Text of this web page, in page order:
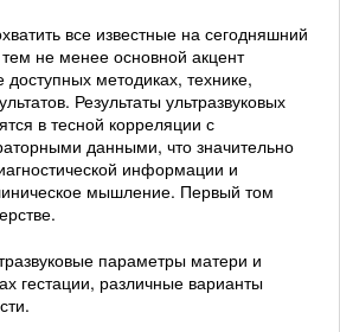
все известные на сегодняшний
не менее основной акцент
методиках, технике,
Результаты ультразвуковых
в тесной корреляции с
данными, что значительно
информации и
мышление. Первый том
параметры матери и
гестации, различные варианты